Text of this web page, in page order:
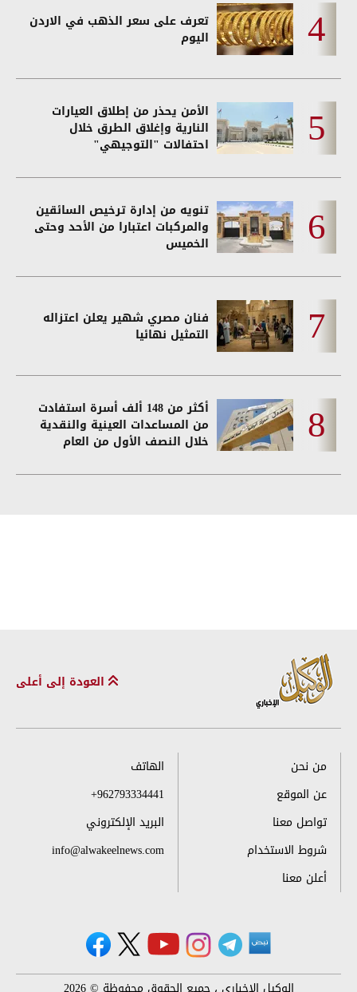
تعرف على سعر الذهب في الاردن
اليوم
الأمن يحذر من إطلاق العيارات
النارية وإغلاق الطرق خلال
احتفالات "التوجيهي"
تنويه من إدارة ترخيص السائقين
والمركبات اعتبارا من الأحد وحتى
الخميس
فنان مصري شهير يعلن اعتزاله
التمثيل نهائيا
أكثر من 148 ألف أسرة استفادت
من المساعدات العينية والنقدية
خلال النصف الأول من العام
العودة إلى أعلى
من نحن
عن الموقع
تواصل معنا
شروط الاستخدام
أعلن معنا
الهاتف
+962793334441
البريد الإلكتروني
info@alwakeelnews.com